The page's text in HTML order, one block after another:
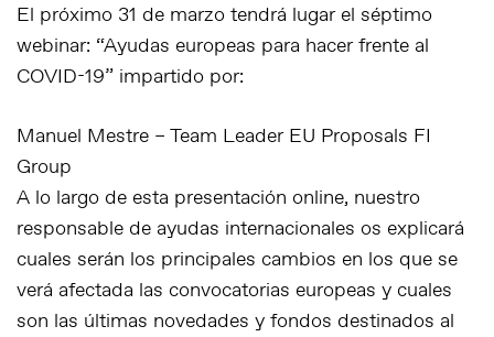
El próximo 31 de marzo tendrá lugar el séptimo
webinar: “Ayudas europeas para hacer frente al
COVID-19” impartido por:
Manuel Mestre – Team Leader EU Proposals FI
Group
A lo largo de esta presentación online, nuestro
responsable de ayudas internacionales os explicará
cuales serán los principales cambios en los que se
verá afectada las convocatorias europeas y cuales
son las últimas novedades y fondos destinados al